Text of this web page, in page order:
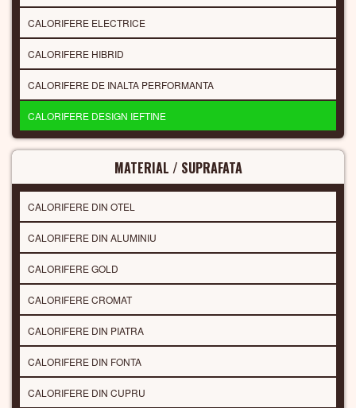
CALORIFERE ELECTRICE
CALORIFERE HIBRID
CALORIFERE DE INALTA PERFORMANTA
CALORIFERE DESIGN IEFTINE
MATERIAL / SUPRAFATA
CALORIFERE DIN OTEL
CALORIFERE DIN ALUMINIU
CALORIFERE GOLD
CALORIFERE CROMAT
CALORIFERE DIN PIATRA
CALORIFERE DIN FONTA
CALORIFERE DIN CUPRU